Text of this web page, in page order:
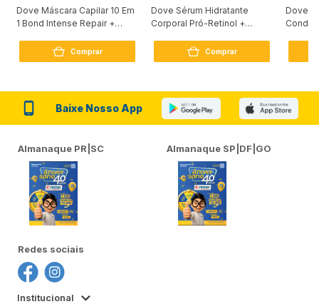
Dove Máscara Capilar 10 Em
1 Bond Intense Repair +
Comprar
Dove Sérum Hidratante
Corporal Pró-Retinol +
Comprar
Dove
Baixe Nosso App
Almanaque PR|SC Almanaque SP|DF|GO
Redes sociais
Institucional